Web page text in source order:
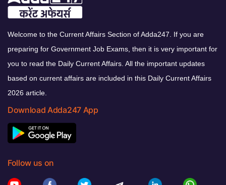
Welcome to the Current Affairs Section of Adda247. If you are
preparing for Government Job Exams, then it is very important for
you to read the Daily Current Affairs. All the important updates
based on current affairs are included in this Daily Current Affairs
2026 article.
Download Adda247 App
Follow us on